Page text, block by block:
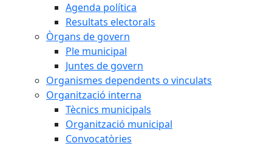
Agenda política
Resultats electorals
Òrgans de govern
Ple municipal
Juntes de govern
Organismes dependents o vinculats
Organització interna
Tècnics municipals
Organització municipal
Convocatòries